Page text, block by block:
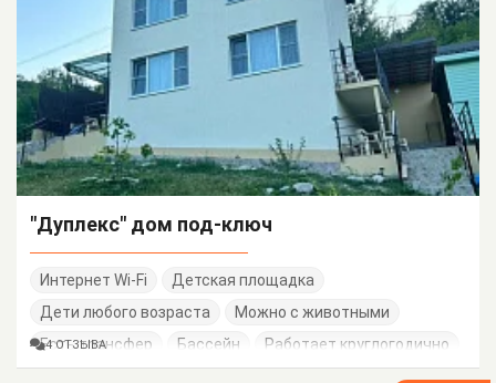
"Дуплекс" дом под-ключ
Интернет Wi-Fi
Детская площадка
Дети любого возраста
Можно с животными
Есть трансфер
Бассейн Работает круглогодично
4 ОТЗЫВА